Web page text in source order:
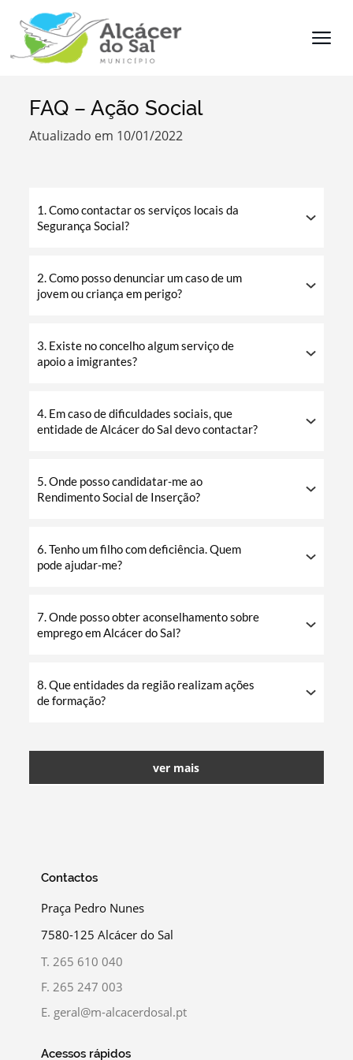
Termo de Pesquisa
Categorias
FAQ – Ação Social
Atualizado em 10/01/2022
1. Como contactar os serviços locais da
Segurança Social?
2. Como posso denunciar um caso de um
jovem ou criança em perigo?
3. Existe no concelho algum serviço de
apoio a imigrantes?
4. Em caso de dificuldades sociais, que
entidade de Alcácer do Sal devo contactar?
5. Onde posso candidatar-me ao
Rendimento Social de Inserção?
6. Tenho um filho com deficiência. Quem
pode ajudar-me?
7. Onde posso obter aconselhamento sobre
emprego em Alcácer do Sal?
8. Que entidades da região realizam ações
de formação?
ver mais
Contactos
Praça Pedro Nunes
7580-125 Alcácer do Sal
T.265 610 040
F.265 247 003
E. geral@m-alcacerdosal.pt
Acessos rápidos